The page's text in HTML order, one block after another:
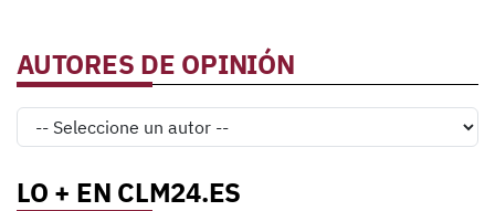
AUTORES DE OPINIÓN
LO + EN CLM24.ES